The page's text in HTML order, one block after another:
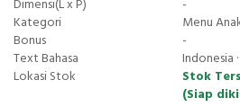
Dimensi(L x P)
-
Kategori
Menu
Bonus
-
Text Bahasa
Indonesia ··
Lokasi Stok
Stok
(Siap